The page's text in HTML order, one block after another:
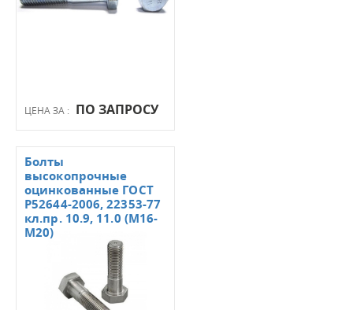
ЦЕНА ЗА : ПО ЗАПРОСУ
Болты
высокопрочные
оцинкованные ГОСТ
Р52644-2006, 22353-77
кл.пр. 10.9, 11.0 (М16-
М20)